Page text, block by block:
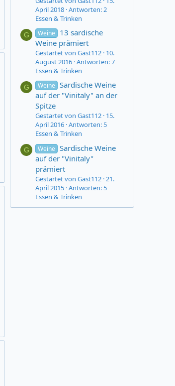
April 2018 Antworten: 2
Essen & Trinken
G Weine
13 sardische
Weine prämiert
Gestartet von Gast112 10.
August 2016 Antworten: 7
Essen & Trinken
G Weine
Sardische Weine
auf der "Vinitaly" an der
Spitze
Gestartet von Gast112 15.
April 2016 Antworten: 5
Essen & Trinken
G Weine
Sardische Weine
auf der "Vinitaly"
prämiert
Gestartet von Gast112 21.
April 2015 Antworten: 5
Essen & Trinken